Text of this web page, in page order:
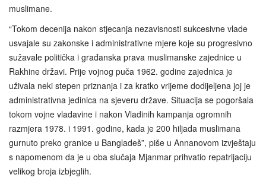
muslimane.
“Tokom decenija nakon stjecanja nezavisnosti sukcesivne vlade
usvajale su zakonske i administrativne mjere koje su progresivno
sužavale politička i građanska prava muslimanske zajednice u
Rakhine državi. Prije vojnog puča 1962. godine zajednica je
uživala neki stepen priznanja i za kratko vrijeme dodijeljena joj je
administrativna jedinica na sjeveru države. Situacija se pogoršala
tokom vojne vladavine i nakon Vladinih kampanja ogromnih
razmjera 1978. i 1991. godine, kada je 200 hiljada muslimana
gurnuto preko granice u Bangladeš”, piše u Annanovom izvještaju
s napomenom da je u oba slučaja Mjanmar prihvatio repatrijaciju
velikog broja izbjeglih.